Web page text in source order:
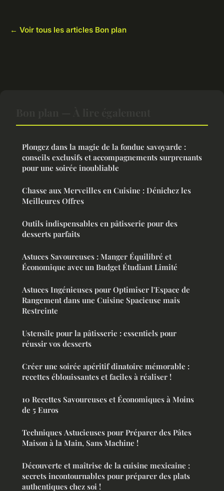
← Voir tous les articles Bon plan
Plongez dans la magie de la fondue savoyarde :
conseils exclusifs et accompagnements surprenants
pour une soirée inoubliable
Chasse aux Merveilles en Cuisine : Dénichez les
Meilleures Offres
Outils indispensables en pâtisserie pour des
desserts parfaits
Astuces Savoureuses : Manger Équilibré et
Économique avec un Budget Étudiant Limité
Astuces Ingénieuses pour Optimiser l'Espace de
Rangement dans une Cuisine Spacieuse mais
Restreinte
Ustensile pour la pâtisserie : essentiels pour
réussir vos desserts
Créer une soirée apéritif dinatoire mémorable :
recettes éblouissantes et faciles à réaliser !
10 Recettes Savoureuses et Économiques à Moins
de 5 Euros
Techniques Astucieuses pour Préparer des Pâtes
Maison à la Main, Sans Machine !
Découverte et maîtrise de la cuisine mexicaine :
secrets incontournables pour préparer des plats
authentiques chez soi !